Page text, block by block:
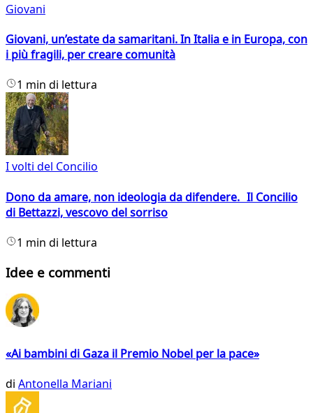
Giovani
Giovani, un’estate da samaritani. In Italia e in Europa, con
i più fragili, per creare comunità
1 min di lettura
I volti del Concilio
Dono da amare, non ideologia da difendere. Il Concilio
di Bettazzi, vescovo del sorriso
1 min di lettura
Idee e commenti
«Ai bambini di Gaza il Premio Nobel per la pace»
di Antonella Mariani